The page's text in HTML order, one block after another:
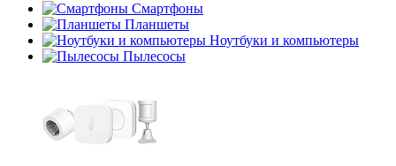
Смартфоны
Планшеты
Ноутбуки и компьютеры
Пылесосы